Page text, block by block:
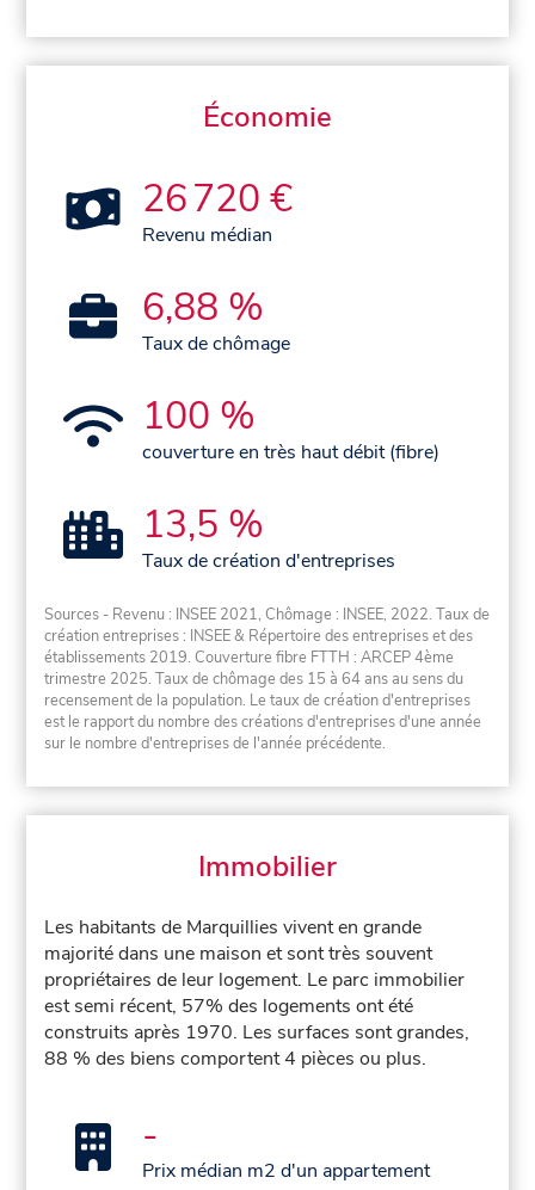
Économie
26 720 €
Revenu médian
6,88 %
Taux de chômage
100 %
couverture en très haut débit (fibre)
13,5 %
Taux de création d'entreprises
Sources - Revenu : INSEE 2021, Chômage : INSEE, 2022. Taux de
création entreprises : INSEE & Répertoire des entreprises et des
établissements 2019. Couverture fibre FTTH : ARCEP 4ème
trimestre 2025. Taux de chômage des 15 à 64 ans au sens du
recensement de la population. Le taux de création d'entreprises
est le rapport du nombre des créations d'entreprises d'une année
sur le nombre d'entreprises de l'année précédente.
Immobilier
Les habitants de Marquillies vivent en grande
majorité dans une maison et sont très souvent
propriétaires de leur logement. Le parc immobilier
est semi récent, 57% des logements ont été
construits après 1970. Les surfaces sont grandes,
88 % des biens comportent 4 pièces ou plus.
-
Prix médian m2 d'un appartement